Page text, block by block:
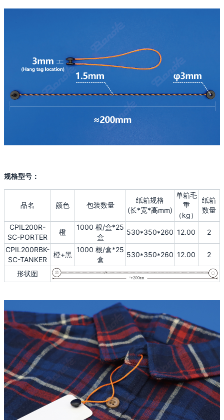
规格型号：
品名 颜色 包装数量
纸箱规格
(长*宽*高mm)
单箱毛
重
（kg）
纸箱
数量
CPIL200R-
SC-PORTER
橙
1000 根/盒*25
盒
530*350*260 12.00 2
CPIL200RBK-
SC-TANKER
橙+黑
1000 根/盒*25
盒
530*350*260 12.00 2
形状图